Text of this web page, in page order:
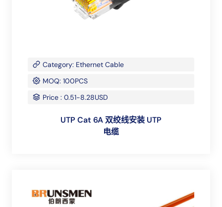
Category: Ethernet Cable
MOQ: 100PCS
Price : 0.51-8.28USD
UTP Cat 6A 双绞线安装 UTP
电缆